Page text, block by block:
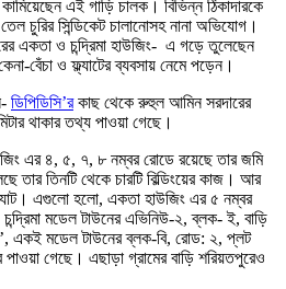
এই গাড়ি চালক। বিভিন্ন ঠিকাদারকে
চুরির সিন্ডিকেট চালানোসহ নানা অভিযোগ।
একতা ও চন্দ্রিমা হাউজিং- এ গড়ে তুলেছেন
বেঁচা ও ফ্ল্যাটের ব্যবসায় নেমে পড়েন।
ডিপিডিসি’রকাছ থেকে রুহুল আমিন সরদারের
থাকার তথ্য পাওয়া গেছে।
এর ৪, ৫, ৭, ৮ নম্বর রোডে রয়েছে তার জমি
তার তিনটি থেকে চারটি বিল্ডিংয়ের কাজ। আর
এগুলো হলো, একতা হাউজিং এর ৫ নম্বর
মডেল টাউনের এভিনিউ-২, ব্লক- ই, বাড়ি
একই মডেল টাউনের ব্লক-বি, রোড: ২, প্লট
গেছে। এছাড়া গ্রামের বাড়ি শরিয়তপুরেও